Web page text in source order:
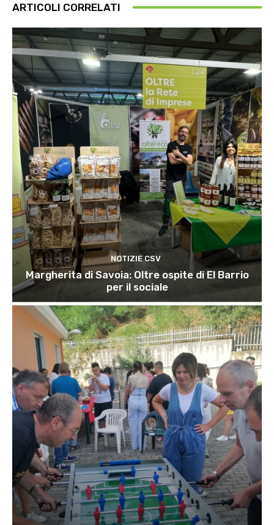
ARTICOLI CORRELATI
NOTIZIE CSV
Margherita di Savoia: Oltre ospite di El Barrio
per il sociale